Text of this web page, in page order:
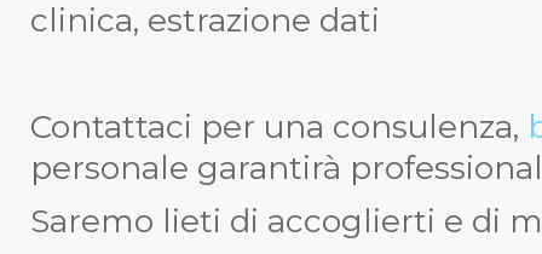
clinica, estrazione dati
Contattaci per una consulenza,
personale garantirà
Saremo lieti di accoglierti e di